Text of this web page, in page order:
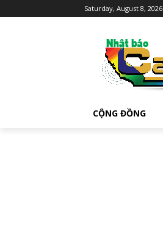
Saturday, August 8, 2026
CỘNG ĐỒNG